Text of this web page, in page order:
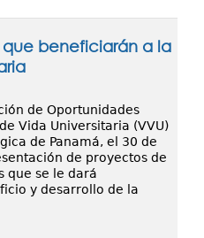
que beneficiarán a la
de Oportunidades
Vida Universitaria (VVU)
de Panamá, el 30 de
de proyectos de
que se le dará
y desarrollo de la